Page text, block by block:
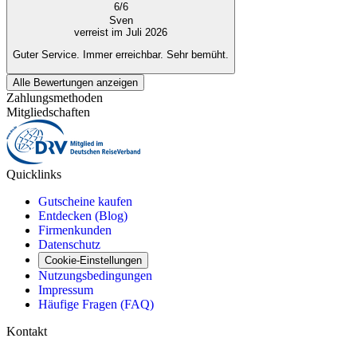
6/6
Sven
verreist im Juli 2026
Guter Service. Immer erreichbar. Sehr bemüht.
Alle Bewertungen anzeigen
Zahlungsmethoden
Mitgliedschaften
Quicklinks
Gutscheine kaufen
Entdecken (Blog)
Firmenkunden
Datenschutz
Cookie-Einstellungen
Nutzungsbedingungen
Impressum
Häufige Fragen (FAQ)
Kontakt